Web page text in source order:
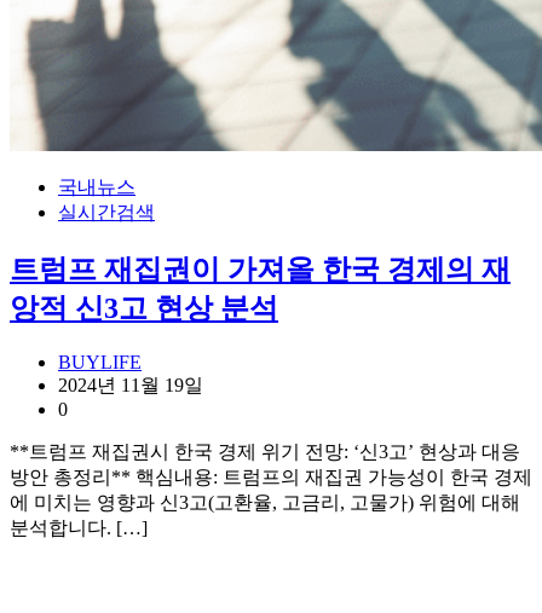
국내뉴스
실시간검색
트럼프 재집권이 가져올 한국 경제의 재
앙적 신3고 현상 분석
BUYLIFE
2024년 11월 19일
0
**트럼프 재집권시 한국 경제 위기 전망: ‘신3고’ 현상과 대응
방안 총정리** 핵심내용: 트럼프의 재집권 가능성이 한국 경제
에 미치는 영향과 신3고(고환율, 고금리, 고물가) 위험에 대해
분석합니다. […]